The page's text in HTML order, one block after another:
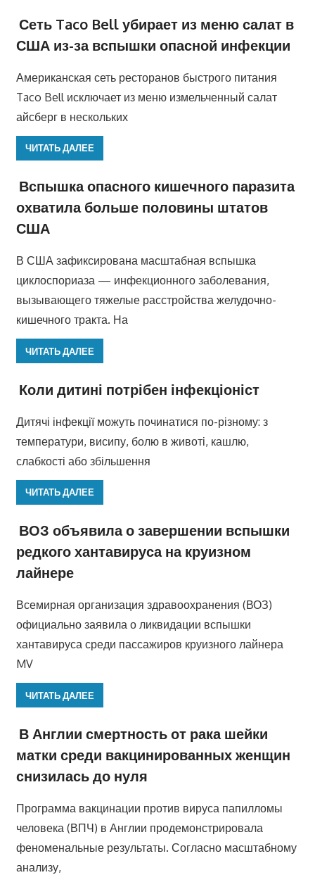
Сеть Taco Bell убирает из меню салат в
США из-за вспышки опасной инфекции
Американская сеть ресторанов быстрого питания
Taco Bell исключает из меню измельченный салат
айсберг в нескольких
ЧИТАТЬ ДАЛЕЕ
Вспышка опасного кишечного паразита
охватила больше половины штатов
США
В США зафиксирована масштабная вспышка
циклоспориаза — инфекционного заболевания,
вызывающего тяжелые расстройства желудочно-
кишечного тракта. На
ЧИТАТЬ ДАЛЕЕ
Коли дитині потрібен інфекціоніст
Дитячі інфекції можуть починатися по-різному: з
температури, висипу, болю в животі, кашлю,
слабкості або збільшення
ЧИТАТЬ ДАЛЕЕ
ВОЗ объявила о завершении вспышки
редкого хантавируса на круизном
лайнере
Всемирная организация здравоохранения (ВОЗ)
официально заявила о ликвидации вспышки
хантавируса среди пассажиров круизного лайнера
MV
ЧИТАТЬ ДАЛЕЕ
В Англии смертность от рака шейки
матки среди вакцинированных женщин
снизилась до нуля
Программа вакцинации против вируса папилломы
человека (ВПЧ) в Англии продемонстрировала
феноменальные результаты. Согласно масштабному
анализу,